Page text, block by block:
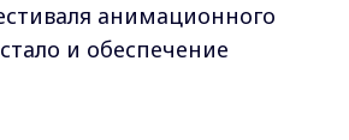
анимационного
и обеспечение